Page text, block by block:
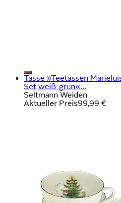
Tasse »Teetassen
Set weiß-grün«...
Seltmann Weiden
Aktueller Preis99,99 €